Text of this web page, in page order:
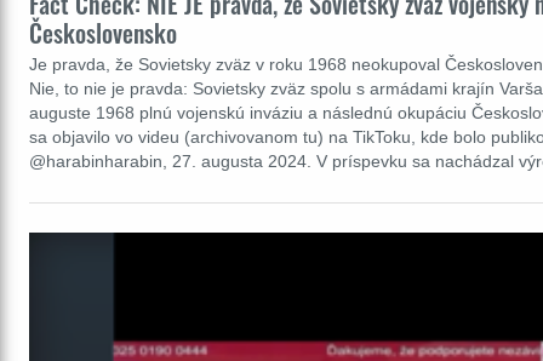
Československo
Je pravda, že Sovietsky zväz v roku 1968 neokupoval
Nie, to nie je pravda: Sovietsky zväz spolu s armádami krajín
auguste 1968 plnú vojenskú inváziu a následnú okupáciu
sa objavilo vo videu (archivovanom tu) na TikToku, kde bolo
@harabinharabin, 27. augusta 2024. V príspevku sa nachádzal